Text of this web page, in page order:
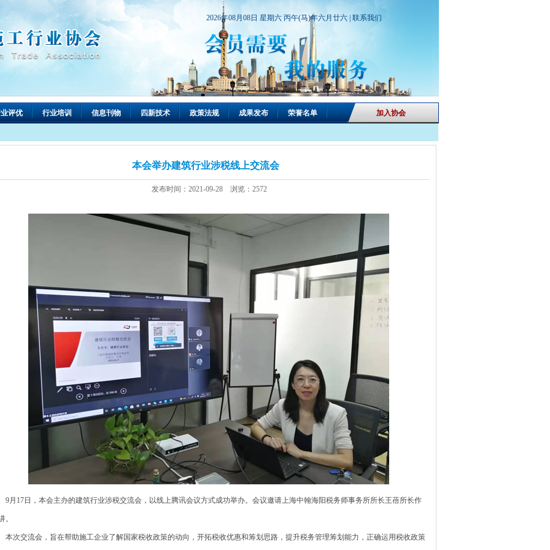
2026年08月08日 星期六 丙午(马)年六月廿六 | 联系我们
评优 行业培训 信息刊物 四新技术 政策法规 成果发布 荣誉名单 加入协会
本会举办建筑行业涉税线上交流会
发布时间：2021-09-28 浏览：2572
17日，本会主办的建筑行业涉税交流会，以线上腾讯会议方式成功举办。会议邀请上海中翰海阳税务师事务所所长王蓓所长作
。
次交流会，旨在帮助施工企业了解国家税收政策的动向，开拓税收优惠和筹划思路，提升税务管理筹划能力，正确运用税收政策